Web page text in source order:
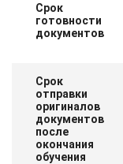
Срок
готовности
документов
Срок
отправки
оригиналов
документов
после
окончания
обучения